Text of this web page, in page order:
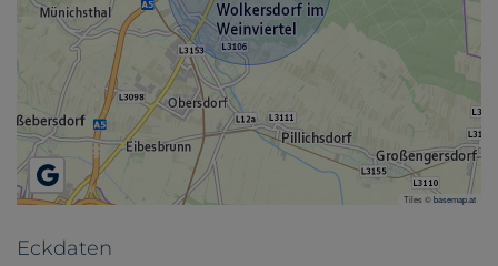
Tiles ©basemap.at
Eckdaten